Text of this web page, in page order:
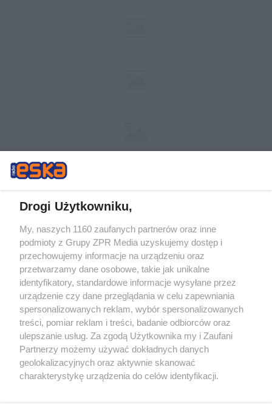
Żaden utwór zamieszczony w serwisie nie może być powielany i
rozpowszechniany lub dalej rozpowszechniany w jakikolwiek sposób (w
tym także elektroniczny lub mechaniczny) na jakimkolwiek polu
eksploatacji w jakiejkolwiek formie, włącznie z umieszczaniem w
Internecie bez pisemnej zgody właściciela praw. Jakiekolwiek użycie lub
wykorzystanie utworów w całości lub w części z naruszeniem prawa,
tzn. bez właściwej zgody, jest zabronione pod groźbą kary i może być
ścigane prawnie.
Drogi Użytkowniku,
My, naszych 1160 zaufanych partnerów oraz inne
podmioty z Grupy ZPR Media uzyskujemy dostęp i
przechowujemy informacje na urządzeniu oraz
przetwarzamy dane osobowe, takie jak unikalne
identyfikatory, standardowe informacje wysyłane przez
urządzenie czy dane przeglądania w celu zapewniania
spersonalizowanych reklam, wybór spersonalizowanych
treści, pomiar reklam i treści, badanie odbiorców oraz
ulepszanie usług. Za zgodą Użytkownika my i Zaufani
Partnerzy możemy używać dokładnych danych
geolokalizacyjnych oraz aktywnie skanować
charakterystykę urządzenia do celów identyfikacji.